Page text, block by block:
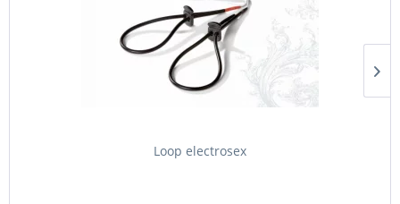
Loop electrosex